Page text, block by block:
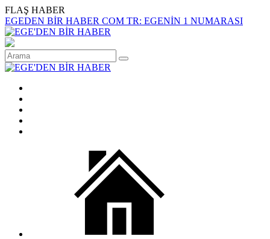
FLAŞ HABER
EGEDEN BİR HABER COM TR: EGENİN 1 NUMARASI